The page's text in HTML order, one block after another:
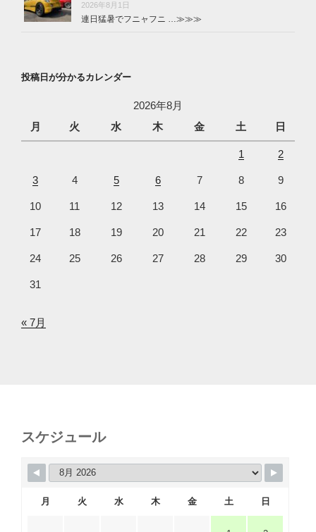
2026年8月1日
連日猛暑でフニャフニ …≫≫≫
投稿日が分かるカレンダー
2026年8月
月
火 水 木 金 土 日
1 2
3 4 5 6 7 8 9
10 11 12 13 14 15 16
17 18 19 20 21 22 23
24 25 26 27 28 29 30
31
« 7月
スケジュール
月 火 水 木 金 土 日